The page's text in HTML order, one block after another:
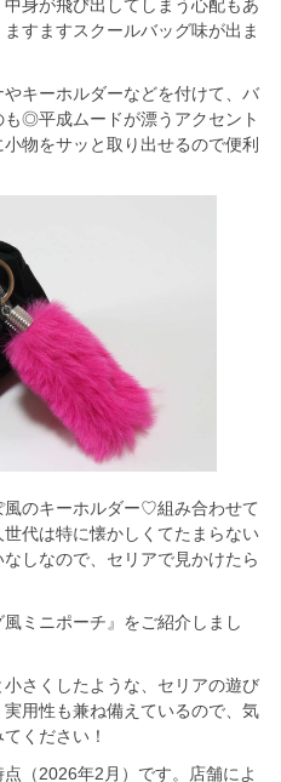
身が飛び出してしまう心配もあ
すますスクールバッグ味が出ま
キーホルダーなどを付けて、バ
◎平成ムードが漂うアクセント
物をサッと取り出せるので便利
のキーホルダー♡組み合わせて
代は特に懐かしくてたまらない
しなので、セリアで見かけたら
ミニポーチ』をご紹介しまし
さくしたような、セリアの遊び
用性も兼ね備えているので、気
ください！
（2026年2月）です。店舗によ